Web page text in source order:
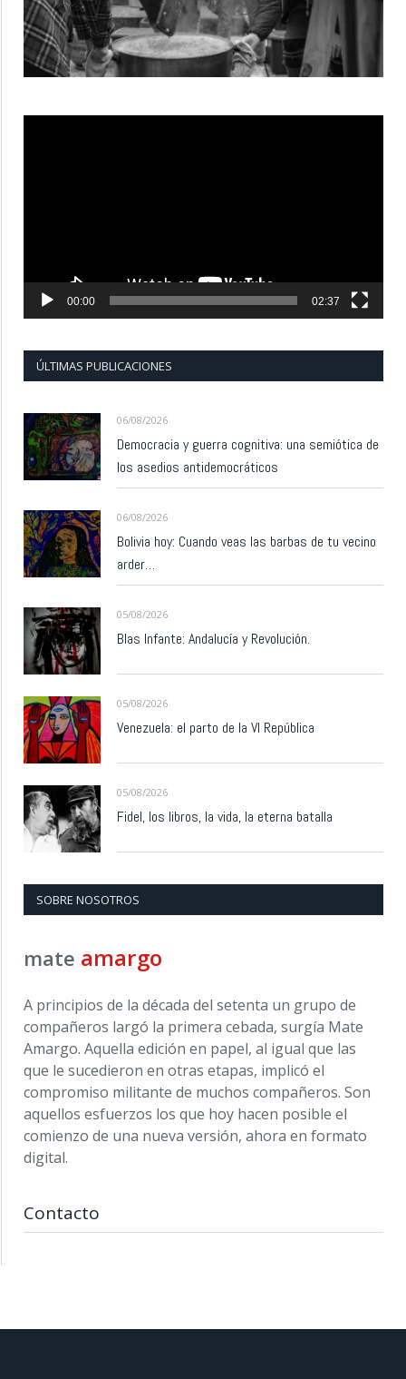
00:00 02:37
ÚLTIMAS PUBLICACIONES
06/08/2026
Democracia y guerra cognitiva: una semiótica de
los asedios antidemocráticos
06/08/2026
Bolivia hoy: Cuando veas las barbas de tu vecino
arder…
05/08/2026
Blas Infante: Andalucía y Revolución.
05/08/2026
Venezuela: el parto de la VI República
05/08/2026
Fidel, los libros, la vida, la eterna batalla
SOBRE NOSOTROS
mate amargo
A principios de la década del setenta un grupo de
compañeros largó la primera cebada, surgía Mate
Amargo. Aquella edición en papel, al igual que las
que le sucedieron en otras etapas, implicó el
compromiso militante de muchos compañeros. Son
aquellos esfuerzos los que hoy hacen posible el
comienzo de una nueva versión, ahora en formato
digital.
Contacto